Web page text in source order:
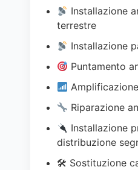
Installazione
terrestre
Installazione
Puntamento
Riparazione
Installazione
distribuzione
🛠 Sostituzione